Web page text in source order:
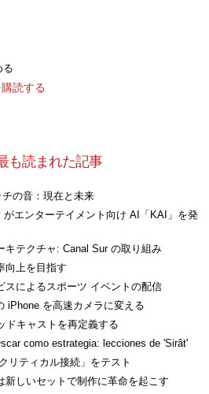
る
読する
も読まれた記事
の音：現在と未来
エンターテイメント向け AI「KAI」を発
キテクチャ: Canal Sur の取り組み
向上を目指す
スによるスポーツ イベントの配信
iPhone を高速カメラに変える
ドキャストを再定義する
como estrategia: lecciones de 'Sirât'
リティカル接続」をテスト
新しいセットで制作に革命を起こす